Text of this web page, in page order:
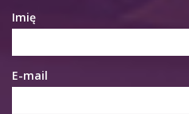
Imię
E-mail